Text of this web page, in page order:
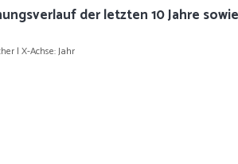
der letzten 10 Jahre
| X-Achse: Jahr